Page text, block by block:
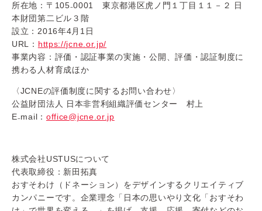
所在地：〒105₋0001 東京都港区虎ノ門１丁目１１－２ 日
本財団第二ビル３階
設立：2016年4月1日
URL： https://jcne.or.jp/
事業内容：評価・認証事業の実施・公開、評価・認証制度に
携わる人材育成ほか
〈JCNEの評価制度に関するお問い合わせ〉
公益財団法人 日本非営利組織評価センター 村上
E₋mail： office@jcne.or.jp
株式会社USTUSについて
代表取締役：新田拓真
おすそわけ（ドネーション）をデザインするクリエイティブ
カンパニーです。企業理念「日本の思いやり文化「おすそわ